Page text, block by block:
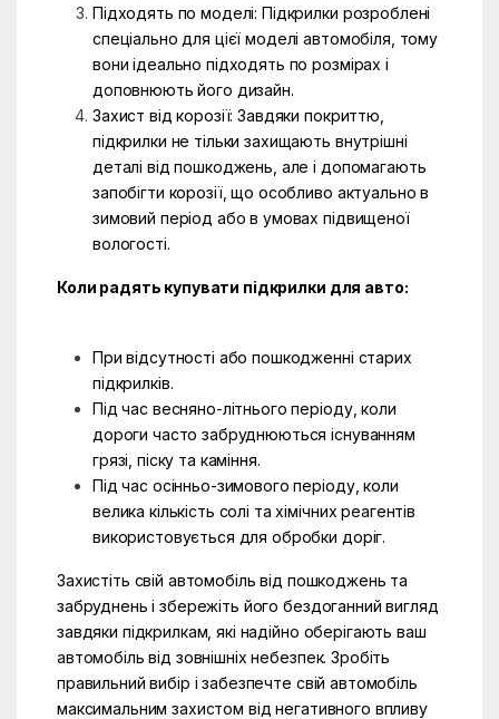
Підходять по моделі: Підкрилки розроблені
спеціально для цієї моделі автомобіля, тому
вони ідеально підходять по розмірах і
доповнюють його дизайн.
Захист від корозії: Завдяки покриттю,
підкрилки не тільки захищають внутрішні
деталі від пошкоджень, але і допомагають
запобігти корозії, що особливо актуально в
зимовий період або в умовах підвищеної
вологості.
Коли радять купувати підкрилки для авто:
При відсутності або пошкодженні старих
підкрилків.
Під час весняно-літнього періоду, коли
дороги часто забруднюються існуванням
грязі, піску та каміння.
Під час осінньо-зимового періоду, коли
велика кількість солі та хімічних реагентів
використовується для обробки доріг.
Захистіть свій автомобіль від пошкоджень та
забруднень і збережіть його бездоганний вигляд
завдяки підкрилкам, які надійно оберігають ваш
автомобіль від зовнішніх небезпек. Зробіть
правильний вибір і забезпечте свій автомобіль
максимальним захистом від негативного впливу